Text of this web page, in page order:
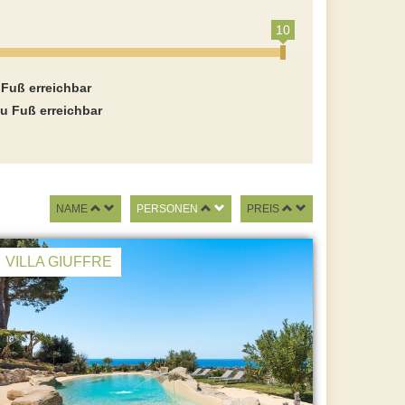
10
erreichbar
Fuß erreichbar
NAME PERSONEN PREIS
VILLA GIUFFRE